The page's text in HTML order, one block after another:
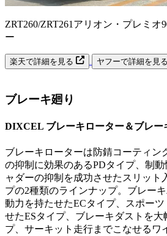
ZRT260/ZRT261アリオン・プレミオ
ー
楽天で詳細を見る ヤフーで詳細を見る
ブレーキ廻り
DIXCEL ブレーキローター＆ブレー
ブレーキローターは防錆コーティン
の抑制に効果のあるPDタイプ、制
ャダーの抑制を成功させたスリット
プの2種類のラインナップ。ブレー
動力を持たせたECタイプ、スポー
せたESタイプ、ブレーキダストを大
プ、サーキット走行までこなせるワ